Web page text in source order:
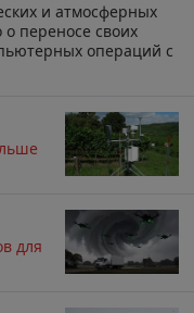
и атмосферных
переносе своих
операций с
для